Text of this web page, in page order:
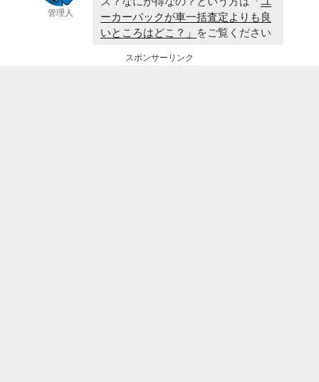
管理人
ーカーパックが車一括査定よりも良
いところはどこ？」
をご覧ください
スポンサーリンク